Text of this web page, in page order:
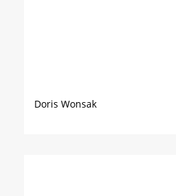
Doris Wonsak